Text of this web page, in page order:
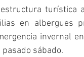
turística
en albergues
invernal
sábado.